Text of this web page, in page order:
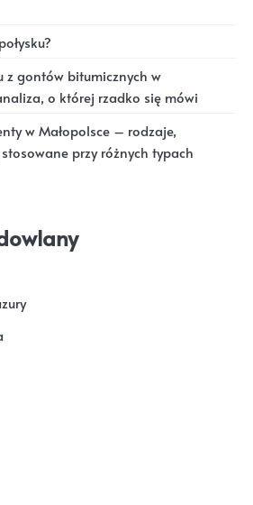
z gontów bitumicznych w
o której rzadko się mówi
w Małopolsce – rodzaje,
przy różnych typach